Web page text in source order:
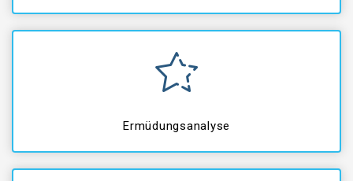
Ermüdungsanalyse